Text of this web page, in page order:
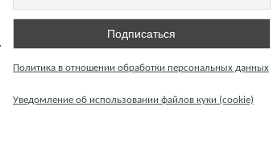
Политика в отношении обработки персональных данных
Уведомление об использовании файлов куки (cookie)